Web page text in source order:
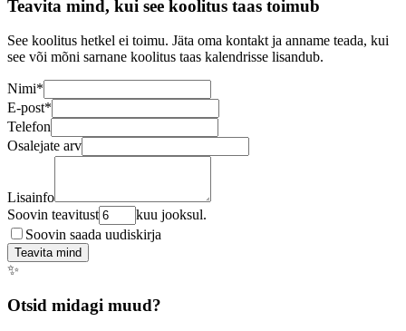
Teavita mind, kui see koolitus taas toimub
See koolitus hetkel ei toimu. Jäta oma kontakt ja anname teada, kui
see või mõni sarnane koolitus taas kalendrisse lisandub.
Nimi*
E-post*
Telefon
Osalejate arv
Lisainfo
Soovin teavitust
kuu jooksul.
Soovin saada uudiskirja
Teavita mind
✨
Otsid midagi muud?